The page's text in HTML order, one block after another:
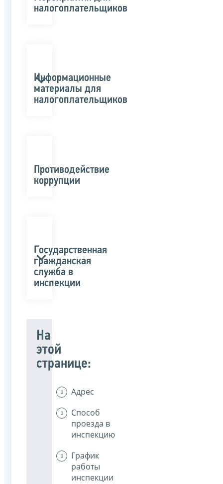
налогоплательщиков
Информационные
материалы для
налогоплательщиков
Противодействие
коррупции
Государственная
гражданская
служба в
инспекции
На
этой
странице:
Адрес
Способ
проезда в
инспекцию
График
работы
инспекции